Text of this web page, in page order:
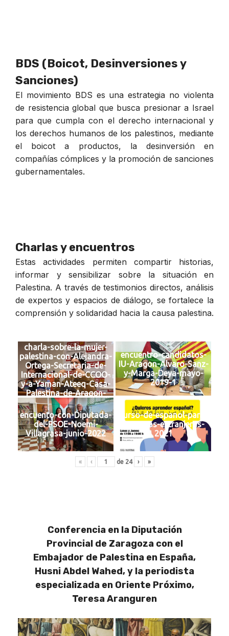
BDS (Boicot, Desinversiones y
Sanciones)
El movimiento BDS es una estrategia no violenta
de resistencia global que busca presionar a Israel
para que cumpla con el derecho internacional y
los derechos humanos de los palestinos, mediante
el boicot a productos, la desinversión en
compañías cómplices y la promoción de sanciones
gubernamentales.
Charlas y encuentros
Estas actividades permiten compartir historias,
informar y sensibilizar sobre la situación en
Palestina. A través de testimonios directos, análisis
de expertos y espacios de diálogo, se fortalece la
comprensión y solidaridad hacia la causa palestina.
charla-sobre-la-mujer-
palestina-con-Alejandra-
Ortega-Secretaria-de-
Internacional-de-CCOO-
y-a-Yaman-Ateeq-Casa-
Palestina-de-Aragon-
febrero-2019
encuentro-candidatos-
IU-Aragon-Alvaro-Sanz-
y-Marga-Deya-mayo-
2019-1
encuento-con-Diputada-
del-PSOE-Noemi-
Villagrasa-junio-2022
curso-de-espanol-para-
personas-extranjeras-
2021
« ‹ de 24 › »
Conferencia en la Diputación
Provincial de Zaragoza con el
Embajador de Palestina en España,
Husni Abdel Wahed, y la periodista
especializada en Oriente Próximo,
Teresa Aranguren